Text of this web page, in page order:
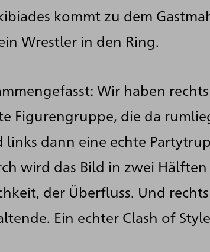
kommt zu dem
Wrestler in den Ring.
Wir haben
Figurengruppe, die da
links dann eine echte
wird das Bild in zwei
der Überfluss. Und
Ein echter Clash of